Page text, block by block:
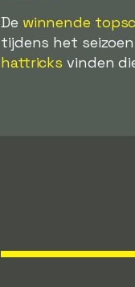
De winnende
tijdens het
hattricks vinden